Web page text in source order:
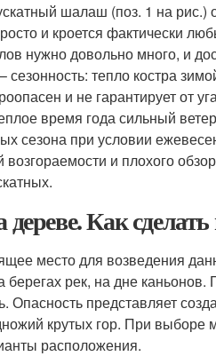
шалаш (поз. 1 на
и кроется фактически
нужно довольно много, и
тепло костра
и не гарантирует от
время года сильный
сезона при условии
возгораемости и плохого
Как
место для возведения
берегах рек, на дне
Опасность представляет
крутых гор. При выборе
расположения.